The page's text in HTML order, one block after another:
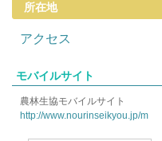
所在地
アクセス
モバイルサイト
農林生協モバイルサイト
http://www.nourinseikyou.jp/m